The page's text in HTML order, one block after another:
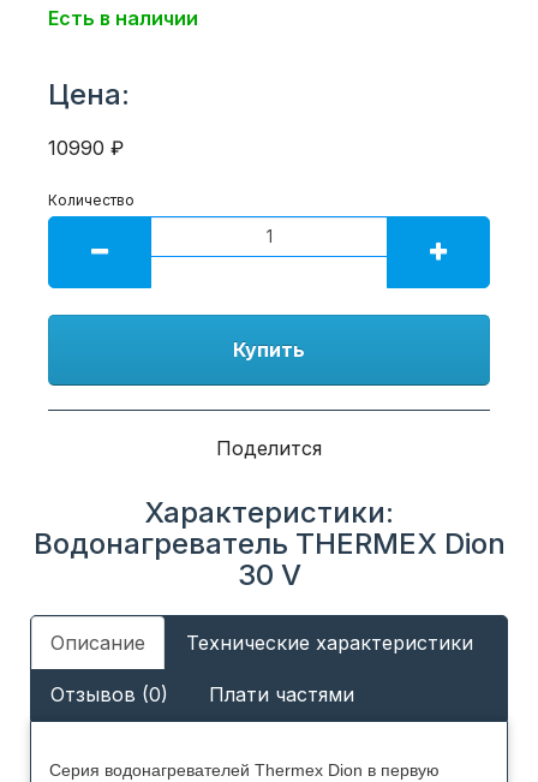
Есть в наличии
Цена:
10990 ₽
Количество
Купить
Поделится
Характеристики:
Водонагреватель THERMEX Dion
30 V
Описание Технические характеристики
Отзывов (0) Плати частями
Серия водонагревателей Thermex Dion в первую